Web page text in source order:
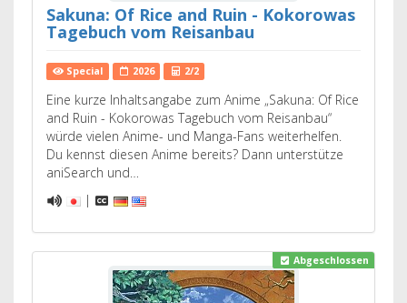
Sakuna: Of Rice and Ruin - Kokorowas
Tagebuch vom Reisanbau
Special 2026 2/2
Eine kurze Inhaltsangabe zum Anime „Sakuna: Of Rice
and Ruin - Kokorowas Tagebuch vom Reisanbau“
würde vielen Anime- und Manga-Fans weiterhelfen.
Du kennst diesen Anime bereits? Dann unterstütze
aniSearch und…
|
Abgeschlossen